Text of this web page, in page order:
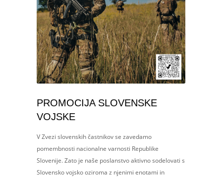
PROMOCIJA SLOVENSKE
VOJSKE
V Zvezi slovenskih častnikov se zavedamo
pomembnosti nacionalne varnosti Republike
Slovenije. Zato je naše poslanstvo aktivno sodelovati s
Slovensko vojsko oziroma z njenimi enotami in